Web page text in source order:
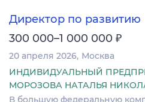
Директор по развитию
300 000–1 000 000 ₽
20 апреля 2026 Москва
ИНДИВИДУАЛЬНЫЙ
МОРОЗОВА НАТАЛЬЯ
В большую федеральную